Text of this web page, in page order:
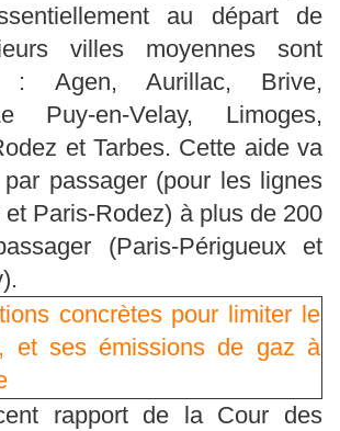
au départ de
villes moyennes sont
: Agen, Aurillac, Brive,
Puy-en-Velay, Limoges,
et Tarbes. Cette aide va
passager (pour les lignes
et Paris-Rodez) à plus de 200
(Paris-Périgueux et
concrètes pour limiter le
et ses émissions de gaz à
rapport de la Cour des